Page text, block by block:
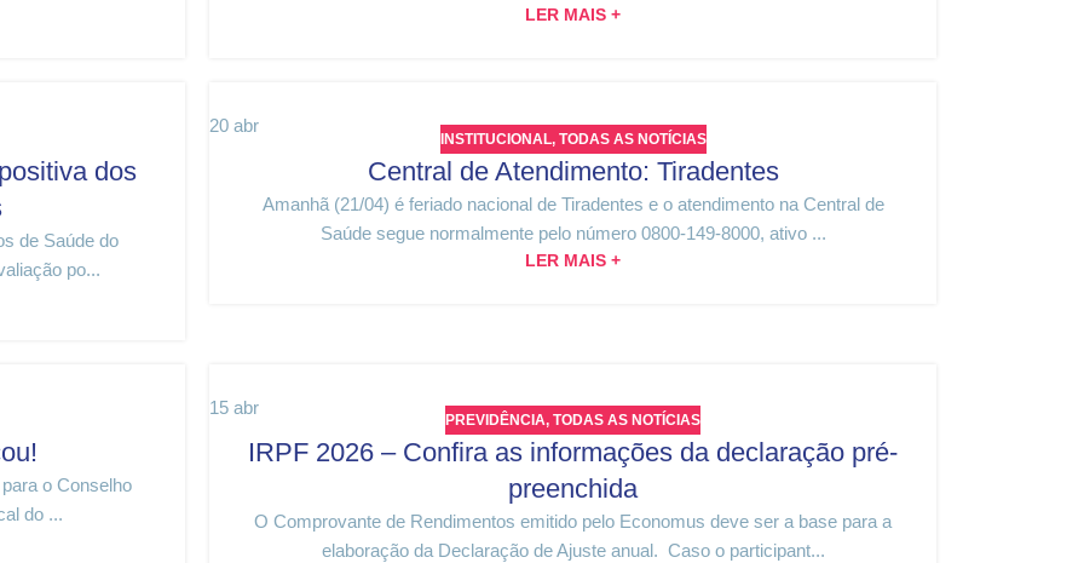
LER MAIS +
dos
de Saúde do
po...
20 abr
INSTITUCIONAL, TODAS AS NOTÍCIAS
Central de Atendimento: Tiradentes
Amanhã (21/04) é feriado nacional de Tiradentes e o atendimento na Central de
Saúde segue normalmente pelo número 0800-149-8000, ativo ...
LER MAIS +
o Conselho
do ...
15 abr
PREVIDÊNCIA, TODAS AS NOTÍCIAS
IRPF 2026 – Confira as informações da declaração pré-
preenchida
O Comprovante de Rendimentos emitido pelo Economus deve ser a base para a
elaboração da Declaração de Ajuste anual. Caso o participant...